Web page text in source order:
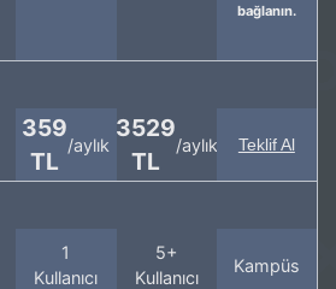
bağlanın.
359
TL
/aylık
3529
TL
/aylık Teklif Al
1
Kullanıcı
5+
Kullanıcı
Kampüs